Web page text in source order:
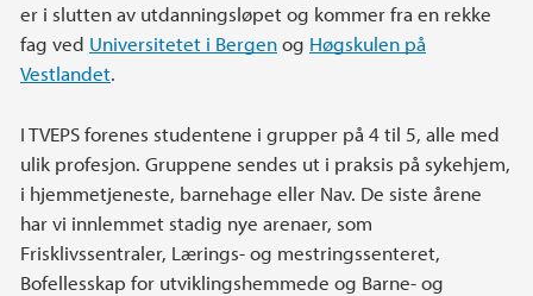
er i slutten av utdanningsløpet og kommer fra en rekke
fag ved Universitetet i Bergenog Høgskulen på
Vestlandet.
I TVEPS forenes studentene i grupper på 4 til 5, alle med
ulik profesjon. Gruppene sendes ut i praksis på sykehjem,
i hjemmetjeneste, barnehage eller Nav. De siste årene
har vi innlemmet stadig nye arenaer, som
Frisklivssentraler, Lærings- og mestringssenteret,
Bofellesskap for utviklingshemmede og Barne- og